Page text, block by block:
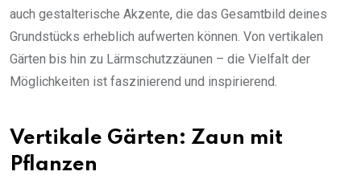
auch gestalterische Akzente, die das Gesamtbild deines
Grundstücks erheblich aufwerten können. Von vertikalen
Gärten bis hin zu Lärmschutzzäunen – die Vielfalt der
Möglichkeiten ist faszinierend und inspirierend.
Vertikale Gärten: Zaun mit
Pflanzen